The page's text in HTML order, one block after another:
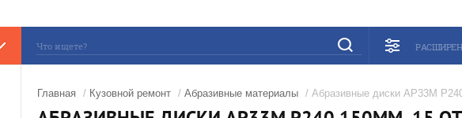
Главная / Кузовной ремонт / Абразивные материалы / Абразивные диски AP33M